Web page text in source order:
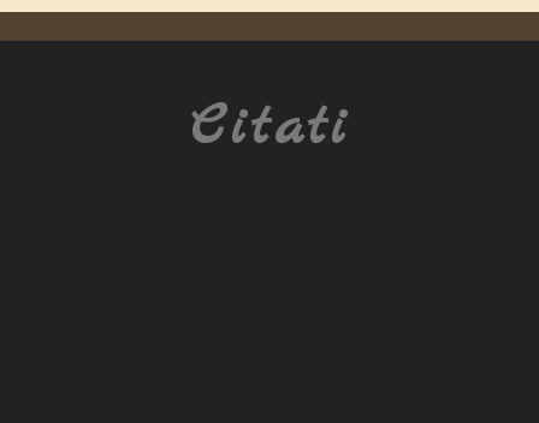
Citati